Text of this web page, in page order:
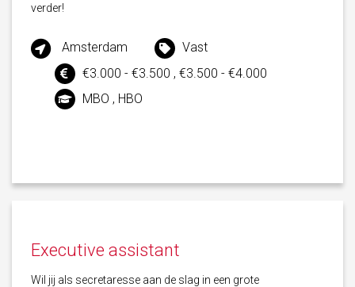
verder!
Amsterdam
Vast
€3.000 - €3.500 , €3.500 - €4.000
MBO , HBO
Executive assistant
Wil jij als secretaresse aan de slag in een grote